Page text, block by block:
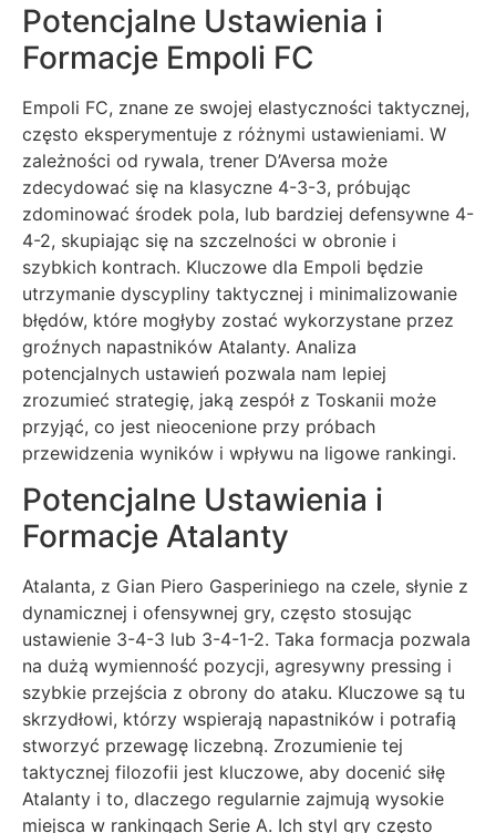
Potencjalne Ustawienia i
Formacje Empoli FC
Empoli FC, znane ze swojej elastyczności taktycznej,
często eksperymentuje z różnymi ustawieniami. W
zależności od rywala, trener D’Aversa może
zdecydować się na klasyczne 4-3-3, próbując
zdominować środek pola, lub bardziej defensywne 4-
4-2, skupiając się na szczelności w obronie i
szybkich kontrach. Kluczowe dla Empoli będzie
utrzymanie dyscypliny taktycznej i minimalizowanie
błędów, które mogłyby zostać wykorzystane przez
groźnych napastników Atalanty. Analiza
potencjalnych ustawień pozwala nam lepiej
zrozumieć strategię, jaką zespół z Toskanii może
przyjąć, co jest nieocenione przy próbach
przewidzenia wyników i wpływu na ligowe rankingi.
Potencjalne Ustawienia i
Formacje Atalanty
Atalanta, z Gian Piero Gasperiniego na czele, słynie z
dynamicznej i ofensywnej gry, często stosując
ustawienie 3-4-3 lub 3-4-1-2. Taka formacja pozwala
na dużą wymienność pozycji, agresywny pressing i
szybkie przejścia z obrony do ataku. Kluczowe są tu
skrzydłowi, którzy wspierają napastników i potrafią
stworzyć przewagę liczebną. Zrozumienie tej
taktycznej filozofii jest kluczowe, aby docenić siłę
Atalanty i to, dlaczego regularnie zajmują wysokie
miejsca w rankingach Serie A. Ich styl gry często